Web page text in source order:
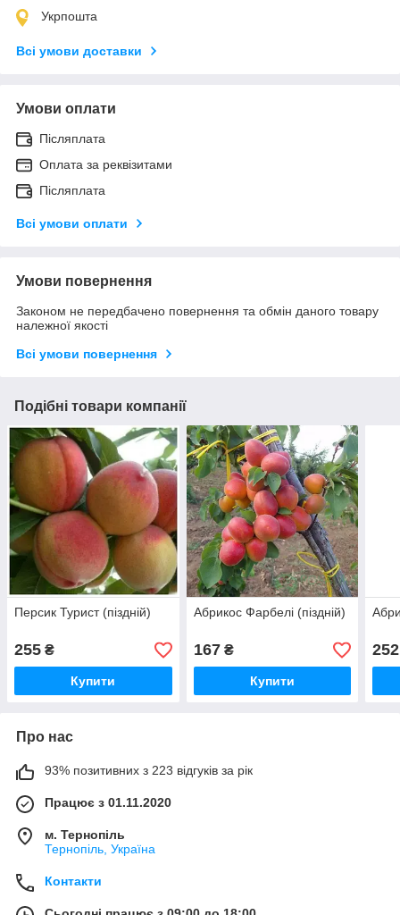
Укрпошта
Всі умови доставки
Умови оплати
Післяплата
Оплата за реквізитами
Післяплата
Всі умови оплати
Умови повернення
Законом не передбачено повернення та обмін даного товару
належної якості
Всі умови повернення
Подібні товари компанії
Персик Турист (піздній)
255 ₴
Купити
Абрикос Фарбелі (піздній)
167₴
Купити
252
Про нас
93% позитивних з 223 відгуків за рік
Працює з 01.11.2020
м. Тернопіль
Тернопіль, Україна
Контакти